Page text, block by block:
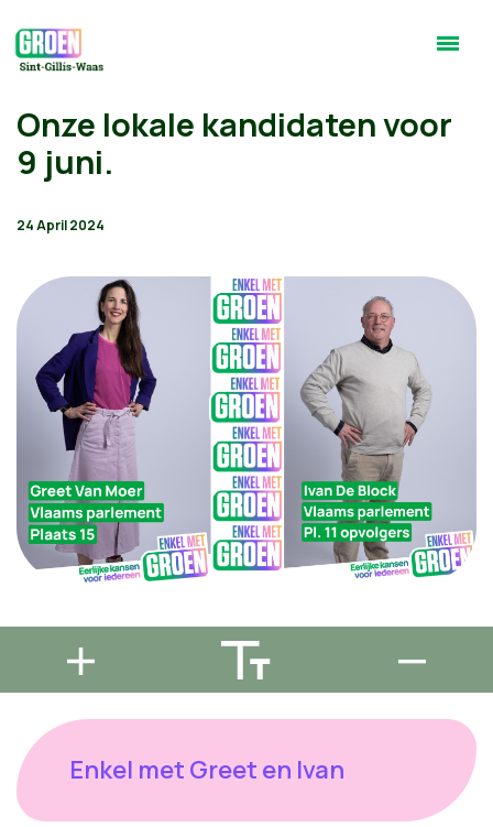
Onze lokale kandidaten voor
9 juni.
24 April 2024
Enkel met Greet en Ivan